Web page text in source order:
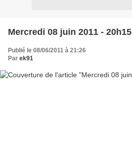
Mercredi 08 juin 2011 - 20h15
Publié le 08/06/2011 à 21:26
Par ek91